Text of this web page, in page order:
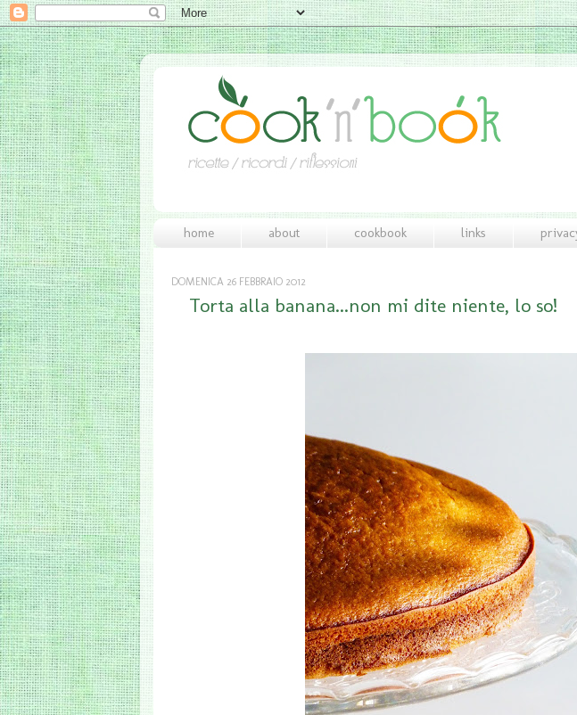
home about cookbook links
DOMENICA 26 FEBBRAIO 2012
Torta alla banana...non mi dite niente, lo so!